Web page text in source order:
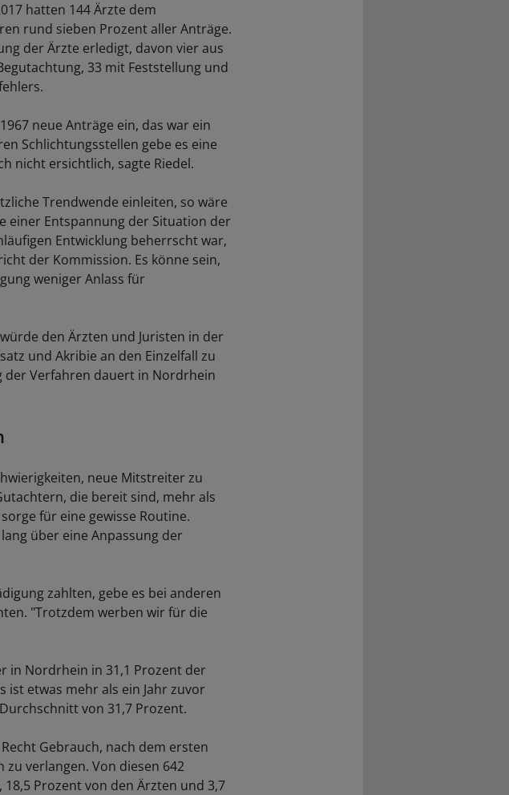
hatten 144 Ärzte dem
rund sieben Prozent aller Anträge.
der Ärzte erledigt, davon vier aus
33 mit Feststellung und
neue Anträge ein, das war ein
Schlichtungsstellen gebe es eine
nicht ersichtlich, sagte Riedel.
Trendwende einleiten, so wäre
einer Entspannung der Situation der
Entwicklung beherrscht war,
der Kommission. Es könne sein,
weniger Anlass für
den Ärzten und Juristen in der
und Akribie an den Einzelfall zu
der Verfahren dauert in Nordrhein
neue Mitstreiter zu
die bereit sind, mehr als
für eine gewisse Routine.
über eine Anpassung der
zahlten, gebe es bei anderen
"Trotzdem werben wir für die
in Nordrhein in 31,1 Prozent der
ist etwas mehr als ein Jahr zuvor
von 31,7 Prozent.
Gebrauch, nach dem ersten
verlangen. Von diesen 642
Prozent von den Ärzten und 3,7